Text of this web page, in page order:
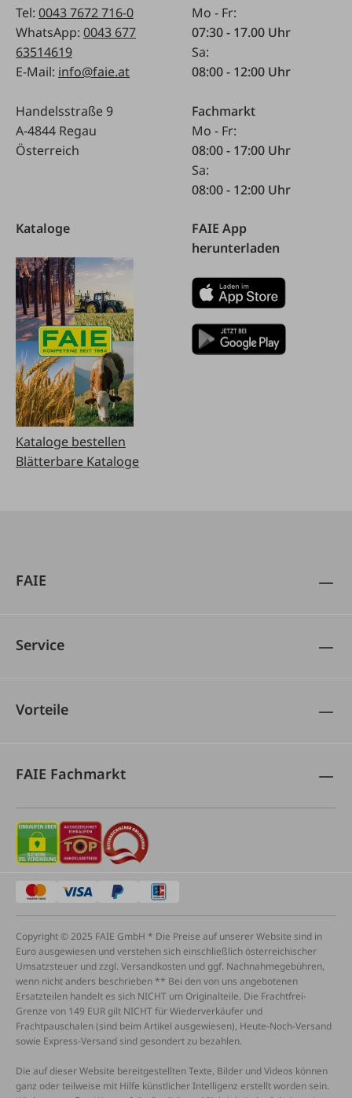
Tel: 0043 7672 716-0
WhatsApp: 0043 677
63514619
E-Mail: info@faie.at
Handelsstraße 9
A-4844 Regau
Österreich
Mo - Fr:
07:30 - 17.00 Uhr
Sa:
08:00 - 12:00 Uhr
Fachmarkt
Mo - Fr:
08:00 - 17:00 Uhr
Sa:
08:00 - 12:00 Uhr
Kataloge
Kataloge bestellen
Blätterbare Kataloge
FAIE App
herunterladen
FAIE
Service
Vorteile
FAIE Fachmarkt
Copyright © 2025 FAIE GmbH * Die Preise auf unserer Website sind in
Euro ausgewiesen und verstehen sich einschließlich österreichischer
Umsatzsteuer und zzgl. Versandkosten und ggf. Nachnahmegebühren,
wenn nicht anders beschrieben ** Bei den von uns angebotenen
Ersatzteilen handelt es sich NICHT um Originalteile. Die Frachtfrei-
Grenze von 149 EUR gilt NICHT für Wiederverkäufer und
Frachtpauschalen (sind beim Artikel ausgewiesen), Heute-Noch-Versand
sowie Express-Versand sind gesondert zu bezahlen.
Die auf dieser Website bereitgestellten Texte, Bilder und Videos können
ganz oder teilweise mit Hilfe künstlicher Intelligenz erstellt worden sein.